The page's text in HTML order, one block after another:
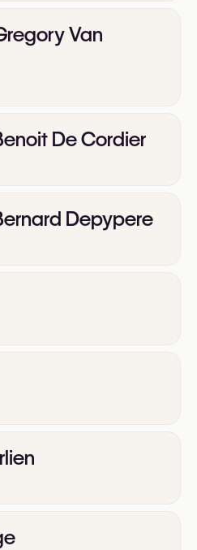
Van
De Cordier
Depypere